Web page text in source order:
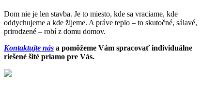
Dom nie je len stavba. Je to miesto, kde sa vraciame, kde
oddychujeme a kde žijeme. A práve teplo – to skutočné, sálavé,
prirodzené – robí z domu domov.
Kontaktujte nás a pomôžeme Vám spracovať individuálne
riešené šité priamo pre Vás.